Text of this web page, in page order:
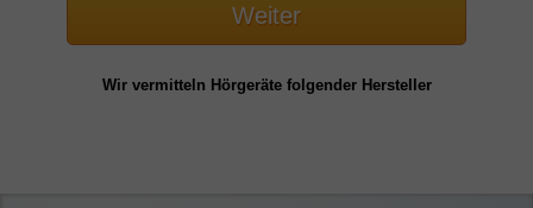
Weiter
Wir vermitteln Hörgeräte folgender Hersteller